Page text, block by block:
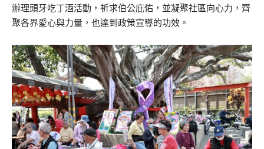
辦理頭牙吃丁酒活動，祈求伯公庇佑，並凝聚社區向心力，齊
聚各界愛心與力量，也達到政策宣導的功效。